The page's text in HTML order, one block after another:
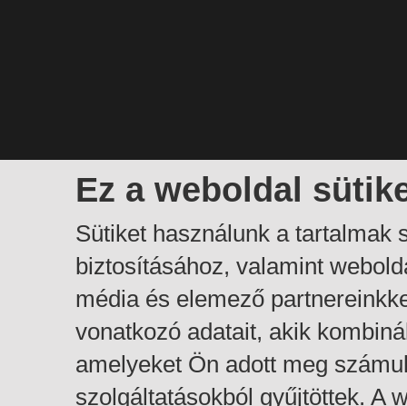
Ez a weboldal
Sütiket használunk a tartalmak
biztosításához, valamint
média és elemező
vonatkozó adatait, akik
amelyeket Ön adott meg
szolgáltatásokból gyűjtöttek. A